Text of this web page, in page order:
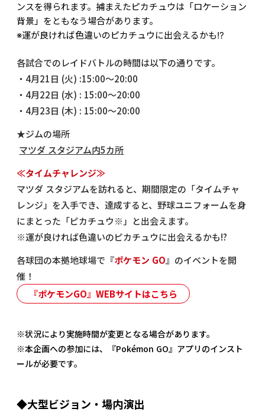
ンスを得られます。捕まえたピカチュウは「ロケーション
背景」をともなう場合があります。
※運が良ければ色違いのピカチュウに出会えるかも!?
各試合でのレイドバトルの時間は以下の通りです。
・4月21日 (火) :15:00～20:00
・4月22日 (水) : 15:00～20:00
・4月23日 (木) : 15:00～20:00
★ジムの場所
マツダ スタジアム内5カ所
≪タイムチャレンジ≫
マツダ スタジアムを訪れると、期間限定の「タイムチャ
レンジ」を入手でき、達成すると、野球ユニフォームを身
にまとった「ピカチュウ※」と出会えます。
※運が良ければ色違いのピカチュウに出会えるかも!?
各球団の本拠地球場で『ポケモン GO』のイベントを開
催！
『ポケモンGO』WEBサイトはこちら
※状況により実施時間が変更となる場合があります。
※本企画への参加には、『Pokémon GO』アプリのインスト
ールが必要です。
◆大型ビジョン・場内演出